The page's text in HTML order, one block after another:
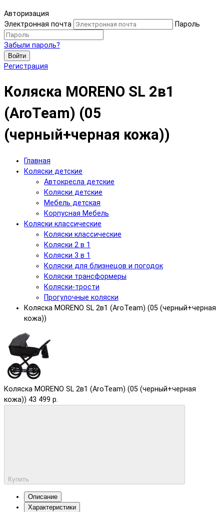
Авторизация
Электронная почта
Пароль
Забыли пароль?
Войти
Регистрация
Коляска MORENO SL 2в1
(AroTeam) (05
(черный+черная кожа))
Главная
Коляски детские
Автокресла детские
Коляски детские
Мебель детская
Корпусная Мебель
Коляски классические
Коляски классические
Коляски 2 в 1
Коляски 3 в 1
Коляски для близнецов и погодок
Коляски трансформеры
Коляски-трости
Прогулочные коляски
Коляска MORENO SL 2в1 (AroTeam) (05 (черный+черная
кожа))
Коляска MORENO SL 2в1 (AroTeam) (05 (черный+черная
кожа)) 43 499 р.
Купить
Описание
Характеристики